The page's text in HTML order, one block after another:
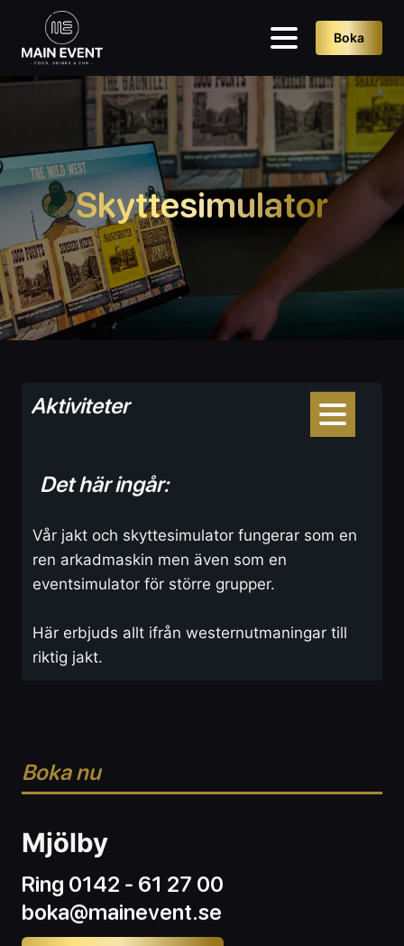
Boka
Skyttesimulator
Aktiviteter
Det här ingår:
Vår jakt och skyttesimulator fungerar som en
ren arkadmaskin men även som en
eventsimulator för större grupper.
Här erbjuds allt ifrån westernutmaningar till
riktig jakt.
Boka nu
Mjölby
Ring 0142 - 61 27 00
boka@mainevent.se